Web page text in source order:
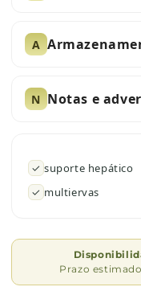
A
N Notas e
✓ suporte hepático
✓ multiervas
Prazo